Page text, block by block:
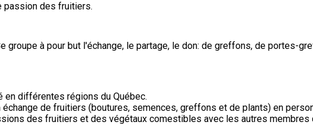
passion des fruitiers.
groupe à pour but l'échange, le partage, le don: de greffons, de portes-
différentes régions du Québec.
échange de fruitiers (boutures, semences, greffons et de plants) en
des fruitiers et des végétaux comestibles avec les autres membres